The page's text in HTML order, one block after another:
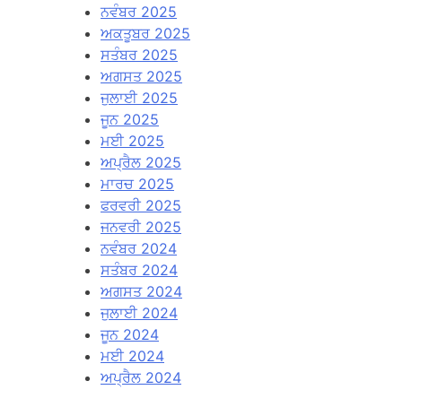
ਨਵੰਬਰ 2025
ਅਕਤੂਬਰ 2025
ਸਤੰਬਰ 2025
ਅਗਸਤ 2025
ਜੁਲਾਈ 2025
ਜੂਨ 2025
ਮਈ 2025
ਅਪ੍ਰੈਲ 2025
ਮਾਰਚ 2025
ਫਰਵਰੀ 2025
ਜਨਵਰੀ 2025
ਨਵੰਬਰ 2024
ਸਤੰਬਰ 2024
ਅਗਸਤ 2024
ਜੁਲਾਈ 2024
ਜੂਨ 2024
ਮਈ 2024
ਅਪ੍ਰੈਲ 2024